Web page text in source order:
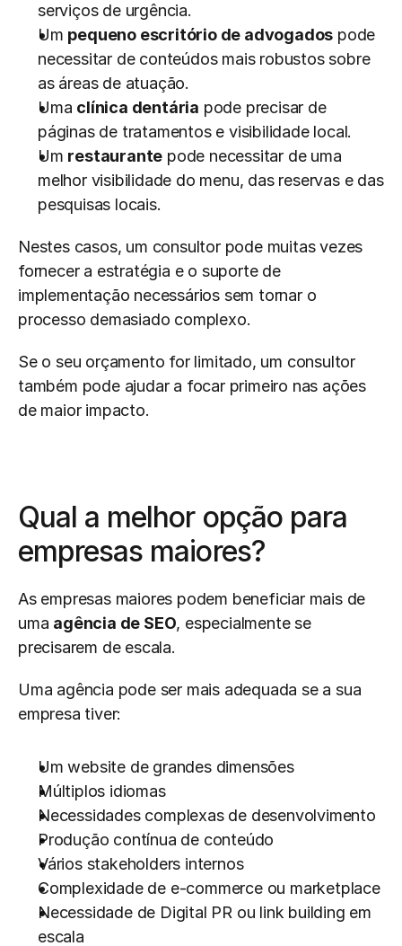
serviços de urgência.
Um pequeno escritório de advogados pode
necessitar de conteúdos mais robustos sobre
as áreas de atuação.
Uma clínica dentária pode precisar de
páginas de tratamentos e visibilidade local.
Um restaurante pode necessitar de uma
melhor visibilidade do menu, das reservas e das
pesquisas locais.
Nestes casos, um consultor pode muitas vezes
fornecer a estratégia e o suporte de
implementação necessários sem tornar o
processo demasiado complexo.
Se o seu orçamento for limitado, um consultor
também pode ajudar a focar primeiro nas ações
de maior impacto.
Qual a melhor opção para
empresas maiores?
As empresas maiores podem beneficiar mais de
uma agência de SEO, especialmente se
precisarem de escala.
Uma agência pode ser mais adequada se a sua
empresa tiver:
Um website de grandes dimensões
Múltiplos idiomas
Necessidades complexas de desenvolvimento
Produção contínua de conteúdo
Vários stakeholders internos
Complexidade de e-commerce ou marketplace
Necessidade de Digital PR ou link building em
escala